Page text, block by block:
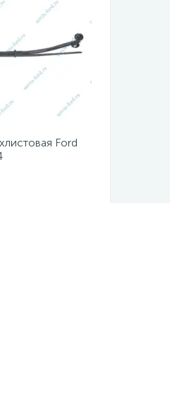
Ford